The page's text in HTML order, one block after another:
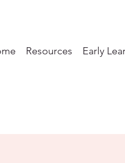
Resources Early